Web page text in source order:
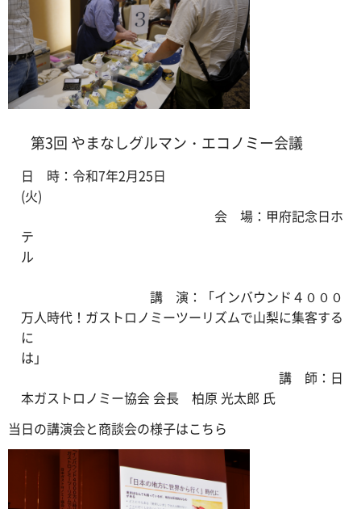
第3回 やまなしグルマン・エコノミー会議
日 時：令和7年2月25日
(火)
会 場：甲府記念日ホ
テ
ル
講 演：「インバウンド４０００
万人時代！ガストロノミーツーリズムで山梨に集客する
に
は」
講 師：日
本ガストロノミー協会 会長 柏原 光太郎 氏
当日の講演会と商談会の様子はこちら